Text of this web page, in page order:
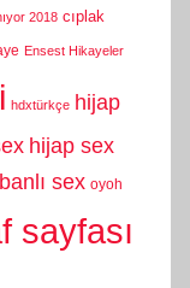
2018 cıplak
Ensest Hikayeler
hdxtürkçe hijap
hijap sex
sex oyoh
sayfası